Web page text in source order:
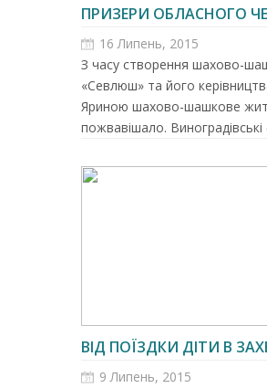
ПРИЗЕРИ ОБЛАСНОГО
16 Липень, 2015
З часу створення шахово-
«Севлюш» та його
Яриною шахово-шашкове
пожвавішало. Виноградівські
ВІД ПОЇЗДКИ ДІТИ В
9 Липень, 2015